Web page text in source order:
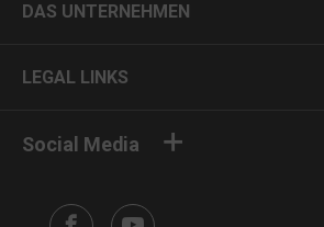
DAS UNTERNEHMEN
Social Media
LEGAL LINKS